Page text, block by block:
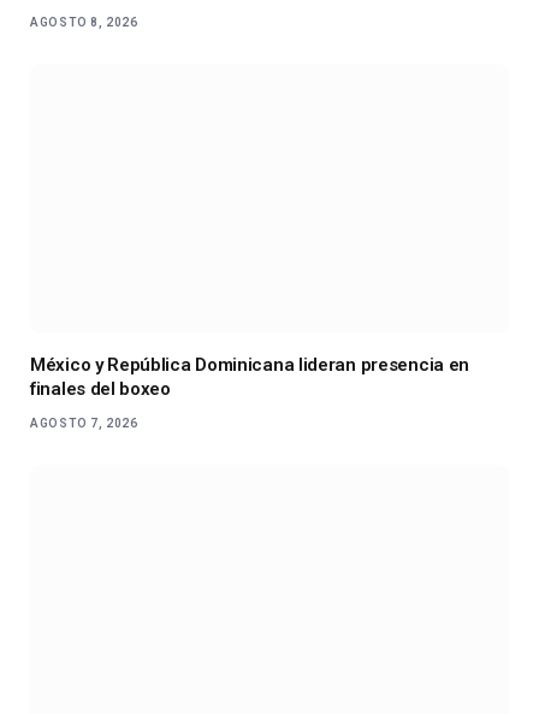
AGOSTO 8, 2026
México y República Dominicana lideran presencia en
finales del boxeo
AGOSTO 7, 2026